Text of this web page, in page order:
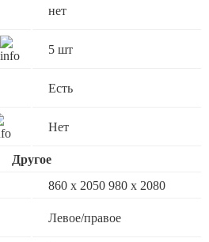
нет
5 шт
Есть
Нет
Другое
860 х 2050 980 x 2080
Левое/правое